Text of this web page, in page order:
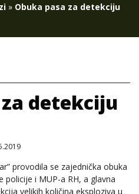
» Obuka pasa za detekciju
detekciju
provodila se zajednička obuka
policije i MUP-a RH, a glavna
velikih količina eksploziva u